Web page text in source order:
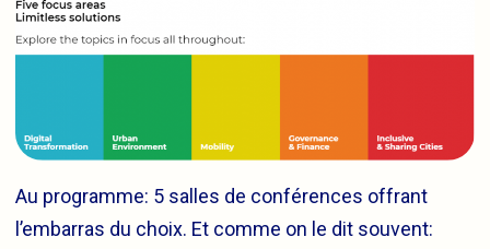
Au programme: 5 salles de conférences offrant
l’embarras du choix. Et comme on le dit souvent: